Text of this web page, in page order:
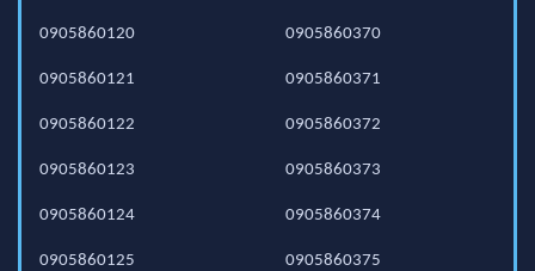
0905860120
0905860121
0905860122
0905860123
0905860124
0905860125
0905860370
0905860371
0905860372
0905860373
0905860374
0905860375